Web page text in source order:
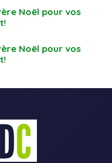
Noël pour vos
Noël pour vos